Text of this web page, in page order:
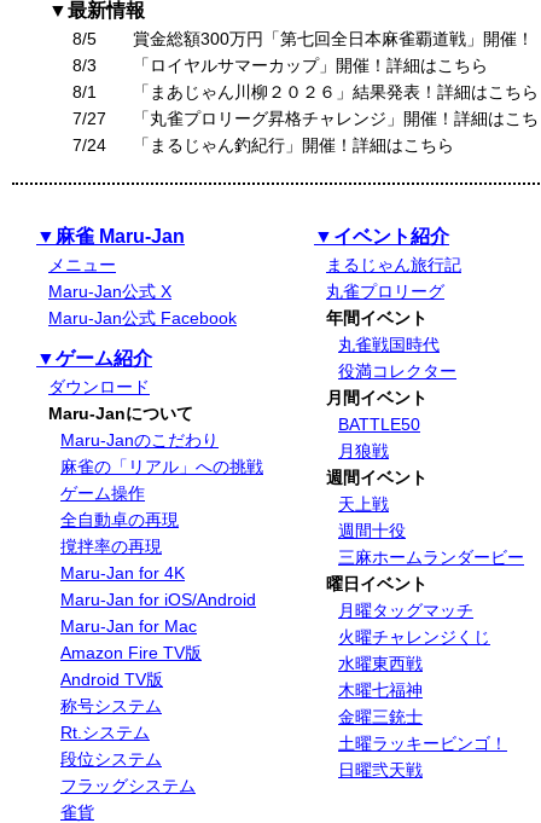
▼最新情報
8/5
賞金総額300万円「第七回全日本麻雀覇道戦」開催！
8/3
「ロイヤルサマーカップ」開催！詳細はこちら
8/1
「まあじゃん川柳２０２６」結果発表！詳細はこちら
7/27
「丸雀プロリーグ昇格チャレンジ」開催！詳細はこ
7/24
「まるじゃん釣紀行」開催！詳細はこちら
▼麻雀 Maru-Jan
メニュー
Maru-Jan公式 X
Maru-Jan公式 Facebook
▼ゲーム紹介
ダウンロード
Maru-Janについて
Maru-Janのこだわり
麻雀の「リアル」への挑戦
ゲーム操作
全自動卓の再現
撹拌率の再現
Maru-Jan for 4K
Maru-Jan for iOS/Android
Maru-Jan for Mac
Amazon Fire TV版
Android TV版
称号システム
Rt.システム
段位システム
フラッグシステム
雀貨
▼イベント紹介
まるじゃん旅行記
丸雀プロリーグ
年間イベント
丸雀戦国時代
役満コレクター
月間イベント
BATTLE50
月狼戦
週間イベント
天上戦
週間十役
三麻ホームランダービー
曜日イベント
月曜タッグマッチ
火曜チャレンジくじ
水曜東西戦
木曜七福神
金曜三銃士
土曜ラッキービンゴ！
日曜弐天戦